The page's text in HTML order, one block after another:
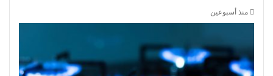
منذ أسبوعين